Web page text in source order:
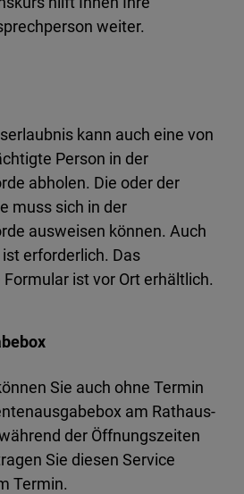
weiter.
kann auch eine von
Person in der
abholen. Die oder der
muss sich in der
ausweisen können. Auch
erforderlich. Das
ist vor Ort erhältlich.
Sie auch ohne Termin
am Rathaus-
der Öffnungszeiten
Sie diesen Service
Termin.